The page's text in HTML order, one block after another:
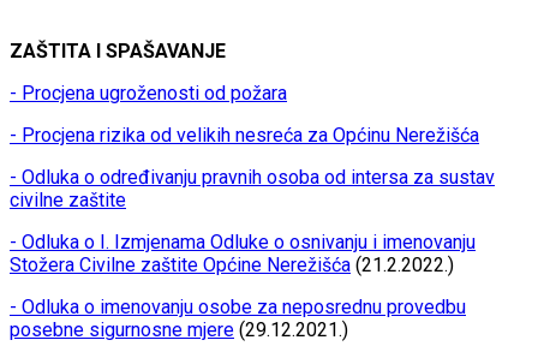
ZAŠTITA I SPAŠAVANJE
- Procjena ugroženosti od požara
- Procjena rizika od velikih nesreća za Općinu Nerežišća
- Odluka o određivanju pravnih osoba od intersa za sustav
civilne zaštite
- Odluka o I. Izmjenama Odluke o osnivanju i imenovanju
Stožera Civilne zaštite Općine Nerežišća (21.2.2022.)
- Odluka o imenovanju osobe za neposrednu provedbu
posebne sigurnosne mjere (29.12.2021.)